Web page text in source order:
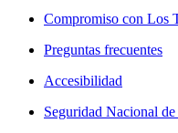
Compromiso con Los
Preguntas frecuentes
Accesibilidad
Seguridad Nacional de